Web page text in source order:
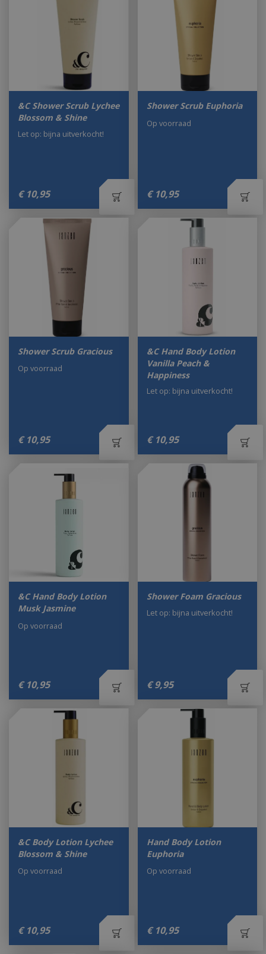
&C Shower Scrub Lychee
Blossom & Shine
€ 10,95
Let op: bijna uitverkocht!
Shower Scrub Euphoria
€ 10,95
Op voorraad
Shower Scrub Gracious
€ 10,95
Op voorraad
&C Hand Body Lotion
Vanilla Peach &
Happiness
€ 10,95
Let op: bijna uitverkocht!
&C Hand Body Lotion
Musk Jasmine
€ 10,95
Op voorraad
Shower Foam Gracious
€ 9,95
Let op: bijna uitverkocht!
&C Body Lotion Lychee
Blossom & Shine
€ 10,95
Op voorraad
Hand Body Lotion
Euphoria
€ 10,95
Op voorraad